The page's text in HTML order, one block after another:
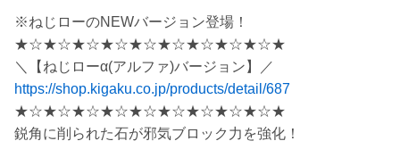
※ねじローのNEWバージョン登場！
★☆★☆★☆★☆★☆★☆★☆★☆★☆★
＼【ねじローα(アルファ)バージョン】／
https://shop.kigaku.co.jp/products/detail/687
★☆★☆★☆★☆★☆★☆★☆★☆★☆★
鋭角に削られた石が邪気ブロック力を強化！